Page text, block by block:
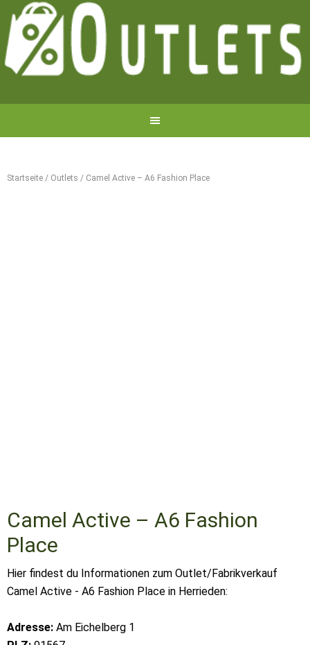
Startseite / Outlets / Camel Active – A6 Fashion Place
Camel Active – A6 Fashion
Place
Hier findest du Informationen zum Outlet/Fabrikverkauf
Camel Active - A6 Fashion Place in Herrieden:
Adresse: Am Eichelberg 1